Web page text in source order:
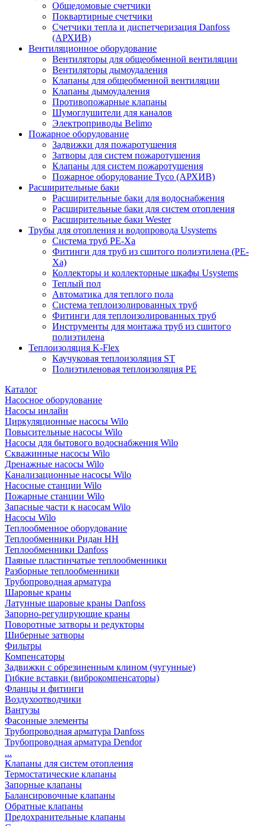
Общедомовые счетчики
Поквартирные счетчики
Счетчики тепла и диспетчеризация Danfoss
(АРХИВ)
Вентиляционное оборудование
Вентиляторы для общеобменной вентиляции
Вентиляторы дымоудаления
Клапаны для общеобменной вентиляции
Клапаны дымоудаления
Противопожарные клапаны
Шумоглушители для каналов
Электроприводы Belimo
Пожарное оборудование
Задвижки для пожаротушения
Затворы для систем пожаротушения
Клапаны для систем пожаротушения
Пожарное оборудование Tyco (АРХИВ)
Расширительные баки
Расширительные баки для водоснабжения
Расширительные баки для систем отопления
Расширительные баки Wester
Трубы для отопления и водопровода Usystems
Система труб PE-Xa
Фитинги для труб из сшитого полиэтилена (PE-
Xa)
Коллекторы и коллекторные шкафы Usystems
Теплый пол
Автоматика для теплого пола
Система теплоизолированных труб
Фитинги для теплоизолированных труб
Инструменты для монтажа труб из сшитого
полиэтилена
Теплоизоляция K-Flex
Каучуковая теплоизоляция ST
Полиэтиленовая теплоизоляция PE
Каталог
Насосное оборудование
Насосы инлайн
Циркуляционные насосы Wilo
Повысительные насосы Wilo
Насосы для бытового водоснабжения Wilo
Скважинные насосы Wilo
Дренажные насосы Wilo
Канализационные насосы Wilo
Насосные станции Wilo
Пожарные станции Wilo
Запасные части к насосам Wilo
Насосы Wilo
Теплообменное оборудование
Теплообменники Ридан НН
Теплообменники Danfoss
Паяные пластинчатые теплообменники
Разборные теплообменники
Трубопроводная арматура
Шаровые краны
Латунные шаровые краны Danfoss
Запорно-регулирующие краны
Поворотные затворы и редукторы
Шиберные затворы
Фильтры
Компенсаторы
Задвижки с обрезиненным клином (чугунные)
Гибкие вставки (виброкомпенсаторы)
Фланцы и фитинги
Воздухоотводчики
Вантузы
Фасонные элементы
Трубопроводная арматура Danfoss
Трубопроводная арматура Dendor
...
Клапаны для систем отопления
Термостатические клапаны
Запорные клапаны
Балансировочные клапаны
Обратные клапаны
Предохранительные клапаны